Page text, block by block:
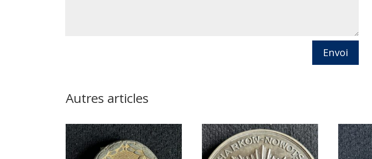
Envoi
Autres articles